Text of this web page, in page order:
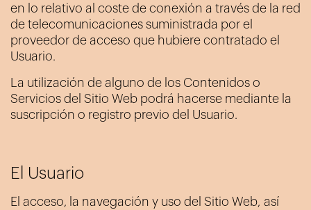
en lo relativo al coste de conexión a través de la red
de telecomunicaciones suministrada por el
proveedor de acceso que hubiere contratado el
Usuario.
La utilización de alguno de los Contenidos o
Servicios del Sitio Web podrá hacerse mediante la
suscripción o registro previo del Usuario.
El Usuario
El acceso, la navegación y uso del Sitio Web, así